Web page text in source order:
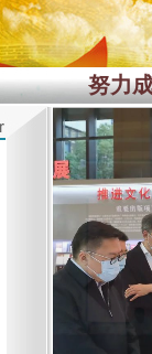
努力